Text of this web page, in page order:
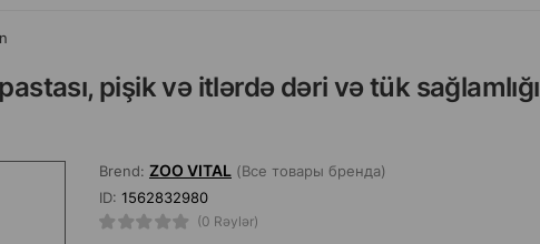
pişik və itlərdə dəri və tük sağlamlığı
Brend: ZOO VITAL (Все товары бренда)
ID: 1562832980
(0 Rəylər)